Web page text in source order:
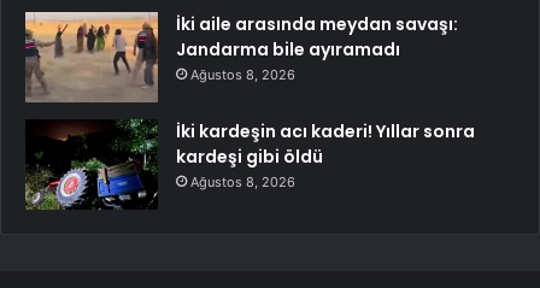
İki aile arasında meydan savaşı:
Jandarma bile ayıramadı
Ağustos 8, 2026
İki kardeşin acı kaderi! Yıllar sonra
kardeşi gibi öldü
Ağustos 8, 2026